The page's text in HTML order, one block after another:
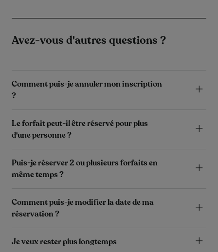
Avez-vous d'autres questions ?
Comment puis-je annuler mon inscription
?
Le forfait peut-il être réservé pour plus
d'une personne ?
Puis-je réserver 2 ou plusieurs forfaits en
même temps ?
Comment puis-je modifier la date de ma
réservation ?
Je veux rester plus longtemps